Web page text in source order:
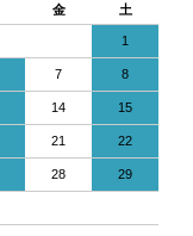
金 土
1
7 8
14 15
21 22
28 29